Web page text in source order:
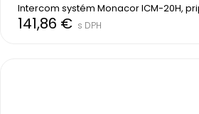
Intercom systém Monacor ICM-20H,
141,86 € s DPH